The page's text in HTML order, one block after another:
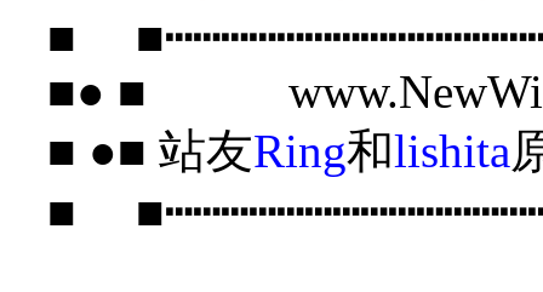
■
■● ■
■ ●■ 站友Ring和lishita
■